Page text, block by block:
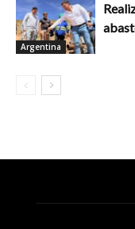
Argentina